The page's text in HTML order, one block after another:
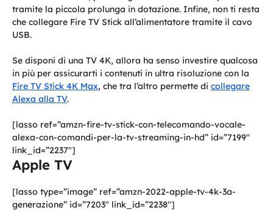
tramite la piccola prolunga in dotazione. Infine, non ti resta
che collegare Fire TV Stick all’alimentatore tramite il cavo
USB.
Se disponi di una TV 4K, allora ha senso investire qualcosa
in più per assicurarti i contenuti in ultra risoluzione con la
Fire TV Stick 4K Max, che tra l’altro permette di collegare
Alexa alla TV.
[lasso ref=”amzn-fire-tv-stick-con-telecomando-vocale-
alexa-con-comandi-per-la-tv-streaming-in-hd” id=”7199″
link_id=”2237″]
Apple TV
[lasso type=”image” ref=”amzn-2022-apple-tv-4k-3a-
generazione” id=”7203″ link_id=”2238″]